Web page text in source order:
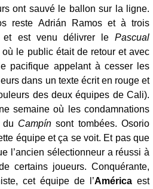
ont sauvé le ballon sur la ligne.
reste Adrián Ramos et à trois
est venu délivrer le Pascual
où le public était de retour et avec
pacifique appelant à cesser les
dans un texte écrit en rouge et
des deux équipes de Cali).
semaine où les condamnations
du Campín sont tombées. Osorio
équipe et ça se voit. Et pas que
l’ancien sélectionneur a réussi à
certains joueurs. Conquérante,
cet équipe de l’América est